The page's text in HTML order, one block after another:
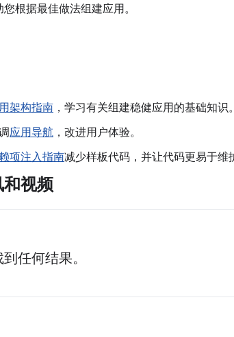
根据最佳做法组建应用。
架构指南 ，学习有关组建稳健应用的基础知识。
应用导航 ，改进用户体验。
项注入指南减少样板代码，并让代码更易于维
视频
任何结果。